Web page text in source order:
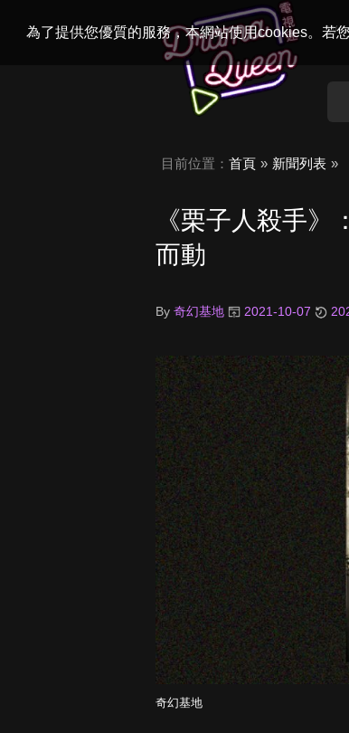
為了提供您優質的服務，本網站使用cookies。若
目前位置： 首頁 新聞列表
《栗子人殺手
而動
By 奇幻基地 2021-10-07
奇幻基地